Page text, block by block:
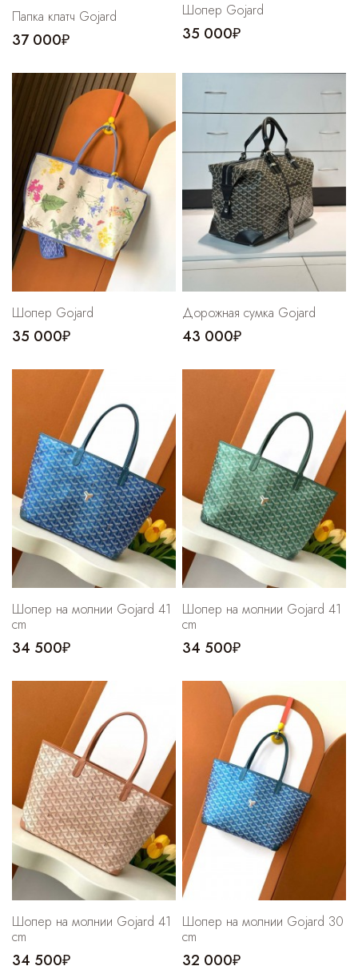
Папка клатч Gojard
37 000₽
Шопер Gojard
35 000₽
Шопер Gojard
35 000₽
Дорожная сумка Gojard
43 000₽
Шопер на молнии Gojard 41
cm
34 500₽
Шопер на молнии Gojard 41
cm
34 500₽
Шопер на молнии Gojard 41
cm
34 500₽
Шопер на молнии Gojard 30
cm
32 000₽